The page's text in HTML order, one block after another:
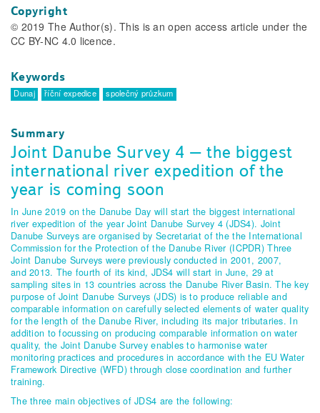
Copyright
© 2019 The Author(s). This is an open access article under the
CC BY-NC 4.0 licence.
Keywords
Dunaj říční expedice společný průzkum
Summary
Joint Danube Survey 4 – the biggest
international river expedition of the
year is coming soon
In June 2019 on the Danube Day will start the biggest international
river expedition of the year Joint Danube Survey 4 (JDS4). Joint
Danube Surveys are organised by Secretariat of the the International
Commission for the Protection of the Danube River (ICPDR) Three
Joint Danube Surveys were previously conducted in 2001, 2007,
and 2013. The fourth of its kind, JDS4 will start in June, 29 at
sampling sites in 13 countries across the Danube River Basin. The key
purpose of Joint Danube Surveys (JDS) is to produce reliable and
comparable information on carefully selected elements of water quality
for the length of the Danube River, including its major tributaries. In
addition to focussing on producing comparable information on water
quality, the Joint Danube Survey enables to harmonise water
monitoring practices and procedures in accordance with the EU Water
Framework Directive (WFD) through close coordination and further
training.
The three main objectives of JDS4 are the following: